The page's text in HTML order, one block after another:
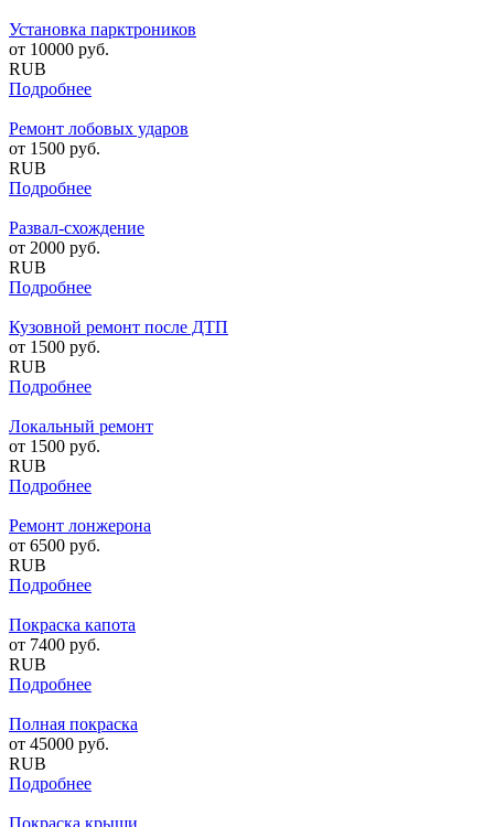
Установка парктроников
от 10000 руб.
RUB
Подробнее
Ремонт лобовых ударов
от 1500 руб.
RUB
Подробнее
Развал-схождение
от 2000 руб.
RUB
Подробнее
Кузовной ремонт после ДТП
от 1500 руб.
RUB
Подробнее
Локальный ремонт
от 1500 руб.
RUB
Подробнее
Ремонт лонжерона
от 6500 руб.
RUB
Подробнее
Покраска капота
от 7400 руб.
RUB
Подробнее
Полная покраска
от 45000 руб.
RUB
Подробнее
Покраска крыши